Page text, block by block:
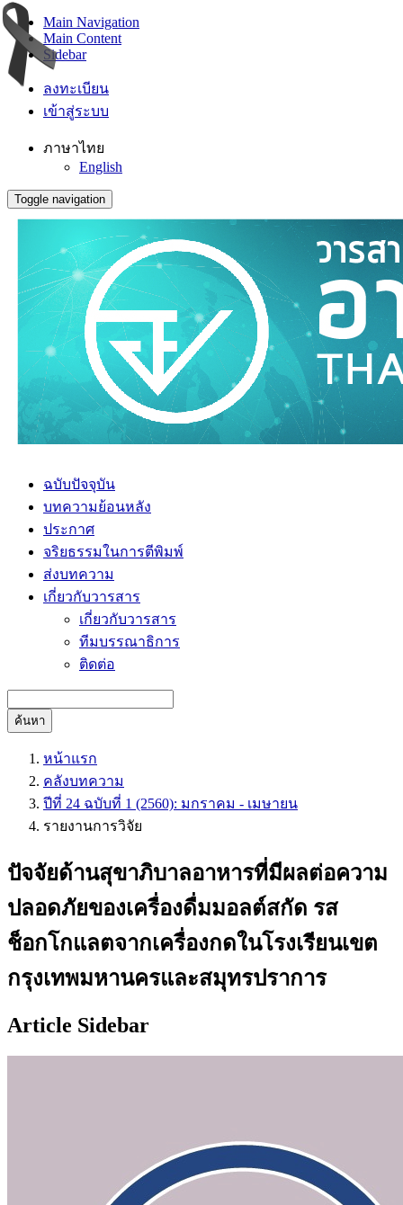
Main Navigation
Main Content
Sidebar
ลงทะเบียน
เข้าสู่ระบบ
ภาษาไทย
English
Toggle navigation
ฉบับปัจจุบัน
บทความย้อนหลัง
ประกาศ
จริยธรรมในการตีพิมพ์
ส่งบทความ
เกี่ยวกับวารสาร
เกี่ยวกับวารสาร
ทีมบรรณาธิการ
ติดต่อ
ค้นหา
หน้าแรก
คลังบทความ
ปีที่ 24 ฉบับที่ 1 (2560): มกราคม - เมษายน
รายงานการวิจัย
ปัจจัยด้านสุขาภิบาลอาหารที่มีผลต่อความ
ปลอดภัยของเครื่องดื่มมอลต์สกัด รส
ช็อกโกแลตจากเครื่องกดในโรงเรียนเขต
กรุงเทพมหานครและสมุทรปราการ
Article Sidebar